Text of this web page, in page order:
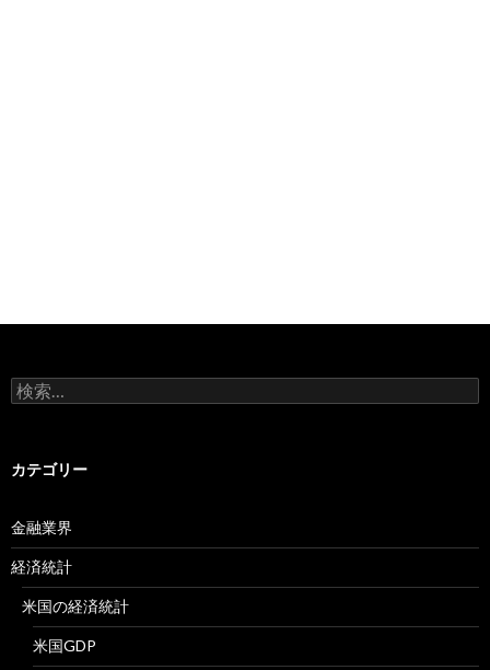
検
索:
カテゴリー
金融業界
経済統計
米国の経済統計
米国GDP